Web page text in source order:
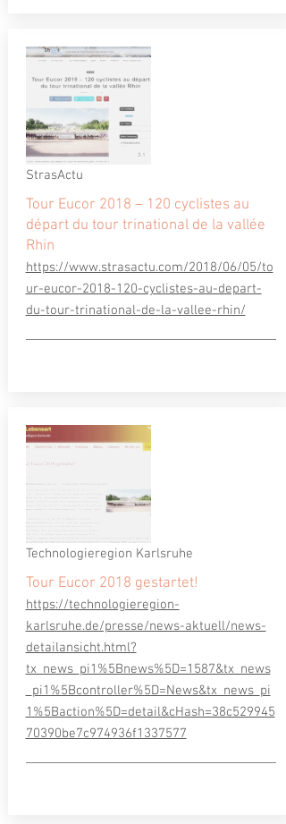
Tour Eucor 2018 – 120 cyclistes au
départ du tour trinational de la vallée
Rhin
StrasActu
https://www.strasactu.com/2018/06/05/to
ur-eucor-2018-120-cyclistes-au-depart-
du-tour-trinational-de-la-vallee-rhin/
Tour Eucor 2018 gestartet!
Technologieregion Karlsruhe
https://technologieregion-
karlsruhe.de/presse/news-aktuell/news-
detailansicht.html?
tx_news_pi1%5Bnews%5D=1587&tx_news
_pi1%5Bcontroller%5D=News&tx_news_pi
1%5Baction%5D=detail&cHash=38c529945
70390be7c974936f1337577